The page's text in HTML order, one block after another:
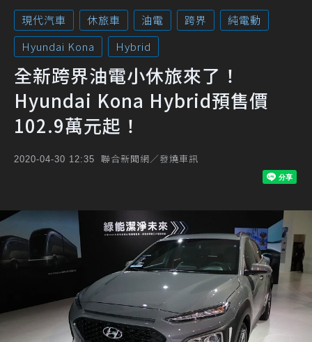
現代汽車 休旅車 油電 跨界
純電動
Hyundai Kona
Hybrid
全新跨界油電小休旅來了！
Hyundai Kona Hybrid預售價
102.9萬元起！
2020-04-30 12:35 聯合新聞網／發燒車訊